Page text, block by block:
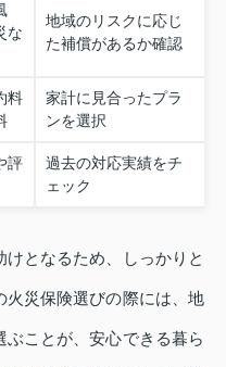
な
地域のリスクに応じ
た補償があるか確認
料
家計に見合ったプラ
ンを選択
評
過去の対応実績をチ
ェック
となるため、しっかりと
災保険選びの際には、地
ことが、安心できる暮ら